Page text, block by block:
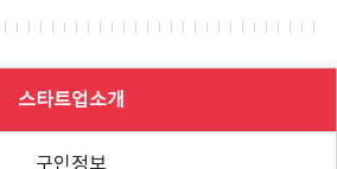
스타트업소개
구인정보